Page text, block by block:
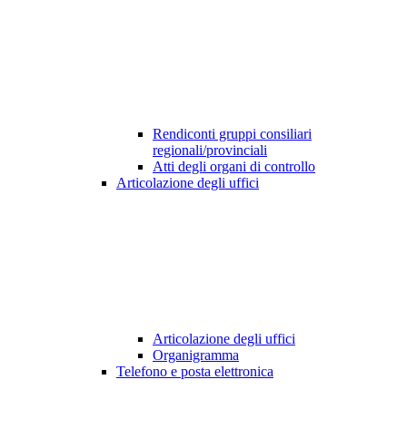
Rendiconti gruppi consiliari
regionali/provinciali
Atti degli organi di controllo
Articolazione degli uffici
Articolazione degli uffici
Organigramma
Telefono e posta elettronica